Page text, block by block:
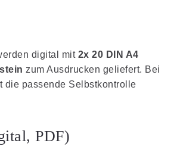
digital mit 2x 20 DIN A4
zum Ausdrucken geliefert. Bei
die passende Selbstkontrolle
PDF)